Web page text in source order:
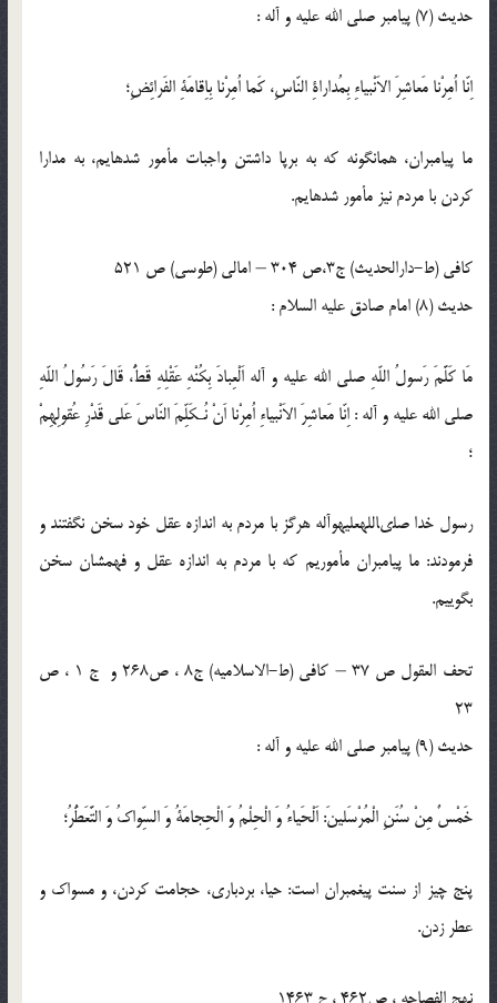
حدیث (7) پيامبر صلى‏ الله عليه و آله :
اِنّا اُمِرْنا مَعاشِرَ الاَنْبياءِ بِمُداراةِ النّاسِ، كَما اُمِرْنا بِاِقامَةِ الفَرائِضِ؛
ما پيامبران، همان‏گونه كه به برپا داشتن واجبات مأمور شده‏ايم، به مدارا
كردن با مردم نيز مأمور شده‏ايم.
کافی (ط-دارالحدیث) ج3،ص 304 – امالى (طوسى) ص 521
حدیث (8) امام صادق عليه السلام :
مَا كَلَّمَ رَسولُ اللّه‏ِ صلى الله‏ عليه‏ و آله اَلْعِبادَ بِكُنْهِ عَقْلِهِ قَطُّ، قَالَ رَسُولُ اللّه‏ِ
صلى ‏الله ‏عليه‏ و ‏آله : اِنّا مَعاشِرَ الاَنْبياءِ اُمِرْنا اَنْ نُـكَلِّمَ النّاسَ عَلى قَدْرِ عُقولِهِمْ
؛
رسول خدا صلى‏الله‏عليه‏و‏آله هرگز با مردم به اندازه عقل خود سخن نگفتند و
فرمودند: ما پيامبران مأموريم كه با مردم به اندازه عقل و فهمشان سخن
بگوييم.
تحف العقول ص 37 – كافى (ط-الاسلامیه) ج8 ، ص268 و ج 1 ، ص
23
حدیث (9) پيامبر صلى الله عليه‏ و آله :
خَمْسٌ مِنْ سُنَنِ الْمُرْسَلينَ: اَلْحَياءُ وَ الْحِلْمُ وَ الْحِجامَةُ وَ السِّواكُ وَ التَّعَطُّرُ؛
پنج چيز از سنت پيغمبران است: حيا، بردبارى، حجامت كردن، و مسواك و
عطر زدن.